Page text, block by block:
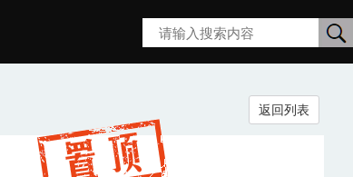
搜
返回列表